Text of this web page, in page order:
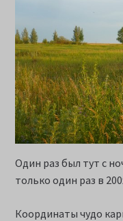
Один раз был тут с
только один раз в
Координаты чудо